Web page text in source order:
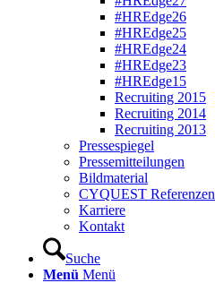
#HREdge26
#HREdge25
#HREdge24
#HREdge23
#HREdge15
Recruiting 2015
Recruiting 2014
Recruiting 2013
Pressespiegel
Pressemitteilungen
Bildmaterial
CYQUEST Referenzen
Karriere
Kontakt
Suche
Menü Menü